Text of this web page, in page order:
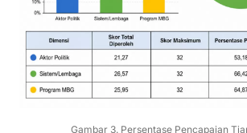
Gambar 3. Persentase Pencapaian